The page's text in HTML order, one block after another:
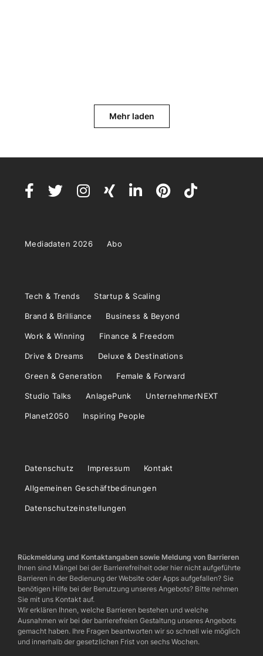
Mehr laden
Mediadaten 2026 Abo
Tech & Trends Startup & Scaling
Brand & Brilliance Business & Beyond
Work & Winning Finance & Freedom
Drive & Dreams Deluxe & Destinations
Green & Generation Female & Forward
Studio Talks AnlagePunk UnternehmerNEXT
Planet2050 Inspiring People
Datenschutz Impressum Kontakt
Allgemeinen Geschäftbedinungen
Datenschutzeinstellungen
Rückmeldung und Kontaktangaben sowie Meldung von Barrieren
Ihnen sind Mängel bei der Barrierefreiheit oder hier nicht aufgeführte
Barrieren in der Bedienung der Website oder Apps aufgefallen? Sie
benötigen Hilfe bei der Benutzung unseres Angebots? Bitte nehmen
Sie mit uns Kontakt auf.
Wir erklären Ihnen, welche Barrieren bestehen und welche
Ausnahmen wir bei der barrierefreien Gestaltung unseres Angebots
gemacht haben. Ihre Fragen beantworten wir so schnell wie möglich
und innerhalb der gesetzlichen Frist von sechs Wochen.